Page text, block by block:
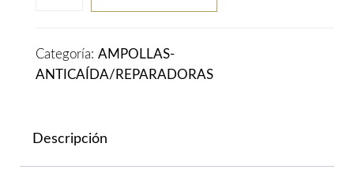
Control
Chronos
Categoría: AMPOLLAS-
ANTICAÍDA/REPARADORAS
Descripción